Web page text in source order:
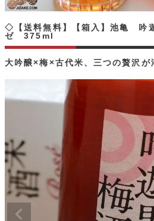
大吟醸×梅×古代米、三つの贅沢が
◇【送料無料】【箱入】池亀
ゼ 375ml